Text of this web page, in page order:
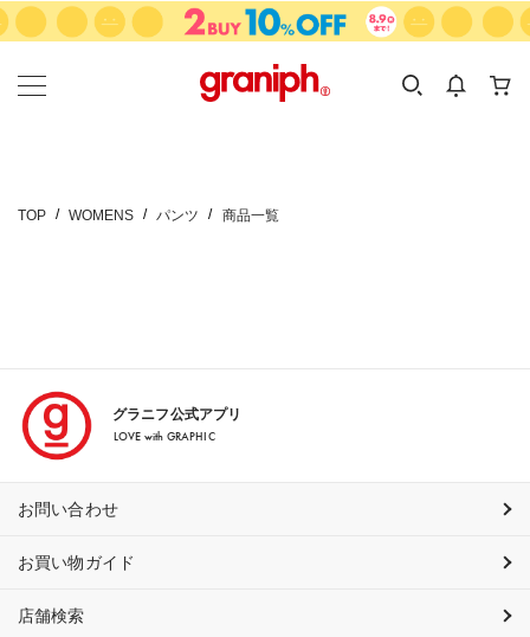
カテゴリーから探す
KIDS
カテゴリ
サイズ
TOP WOMENS パンツ 商品一覧
グラニフ公式アプリ
LOVE with GRAPHIC
お問い合わせ
お買い物ガイド
店舗検索